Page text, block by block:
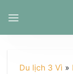
đến
Du lịch 3 Vì »